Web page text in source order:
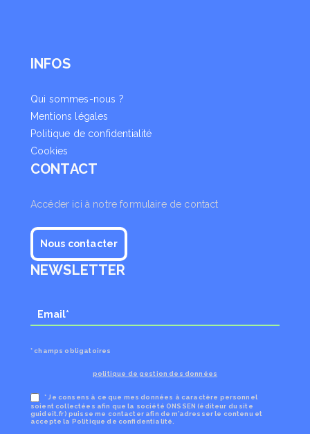
INFOS
Qui sommes-nous ?
Mentions légales
Politique de confidentialité
Cookies
CONTACT
Accéder ici à notre formulaire de contact
Nous contacter
NEWSLETTER
* champs obligatoires
politique de gestion des données
* Je consens à ce que mes données à caractère personnel
soient collectées afin que la société ONSSEN (éditeur du site
guideit.fr) puisse me contacter afin de m’adresser le contenu et
accepte la Politique de confidentialité.